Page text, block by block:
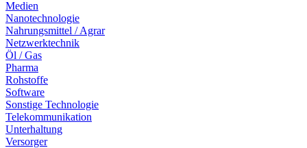
Medien
Nanotechnologie
Nahrungsmittel / Agrar
Netzwerktechnik
Öl / Gas
Pharma
Rohstoffe
Software
Sonstige Technologie
Telekommunikation
Unterhaltung
Versorger